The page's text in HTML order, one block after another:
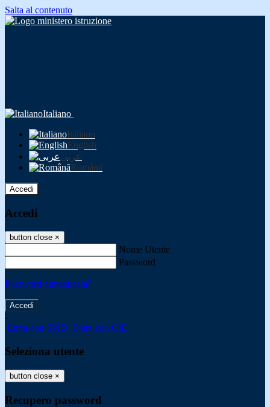
Salta al contenuto
Italiano
Italiano
English
عربى
Română
Accedi
Accedi
button close ×
Nome Utente
Password
Password dimenticata?
-
Entra con SPID Entra con CIE
Seleziona utente
button close ×
Recupero password